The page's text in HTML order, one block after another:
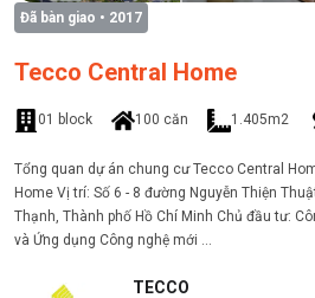
Đã bàn giao • 2017
Tecco Central Home
01 block 100 căn 1.405m2
Tổng quan dự án chung cư Tecco Central
Home Vị trí: Số 6 - 8 đường Nguyễn Thiện
Thạnh, Thành phố Hồ Chí Minh Chủ đầu tư:
và Ứng dụng Công nghệ mới ...
TECCO